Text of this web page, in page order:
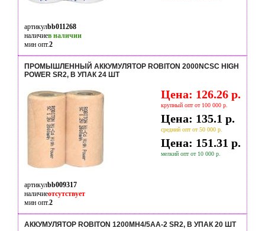
артикулbb011268
наличиев наличии
мин опт.2
ПРОМЫШЛЕННЫЙ АККУМУЛЯТОР ROBITON 2000NCSC HIGH
POWER SR2, В УПАК 24 ШТ
Цена: 126.26 р.
крупный опт от 100 000 р.
Цена: 135.1 р.
средний опт от 50 000 р.
Цена: 151.31 р.
мелкий опт от 10 000 р.
артикулbb009317
наличиеотсутствует
мин опт.2
АККУМУЛЯТОР ROBITON 1200MH4/5AA-2 SR2, В УПАК 20 ШТ